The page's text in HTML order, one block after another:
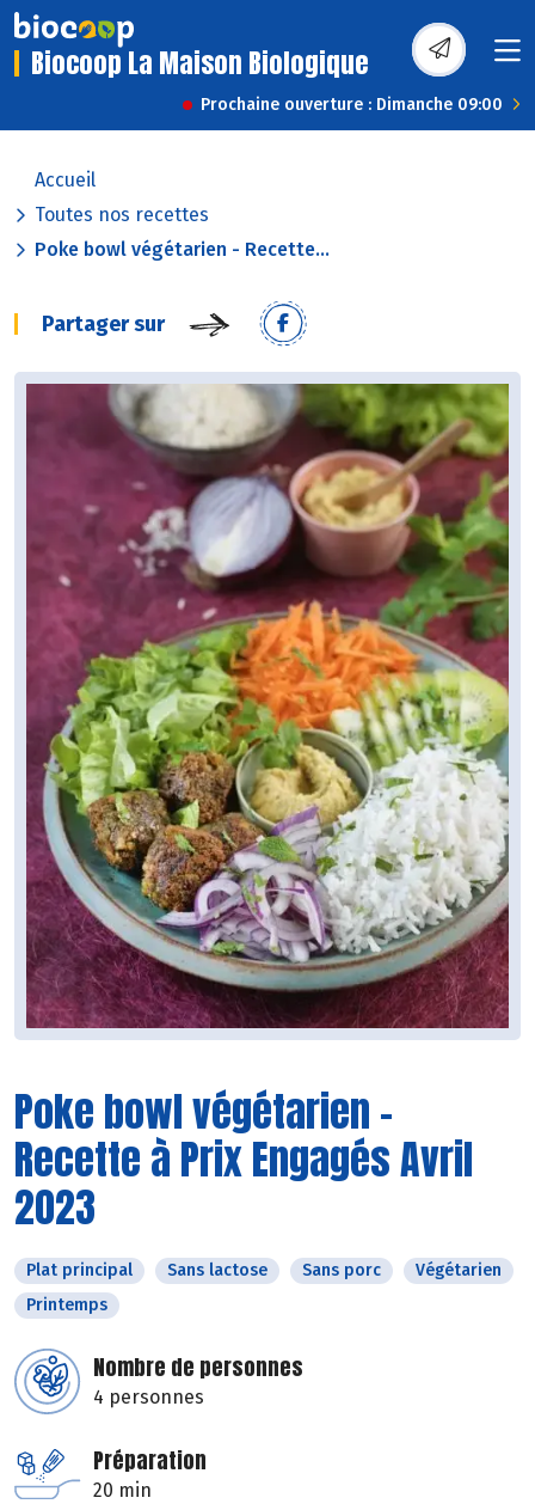
Biocoop La Maison Biologique
Prochaine ouverture : Dimanche 09:00
Accueil
Toutes nos recettes
Poke bowl végétarien - Recette...
Partager sur
Poke bowl végétarien -
Recette à Prix Engagés Avril
2023
Plat principal Sans lactose Sans porc
Végétarien
Printemps
Nombre de personnes
4 personnes
Préparation
20 min